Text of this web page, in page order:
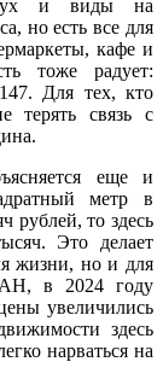
и виды на
но есть все для
кафе и
тоже радует:
Для тех, кто
терять связь с
еще и
метр в
рублей, то здесь
Это делает
жизни, но и для
в 2024 году
увеличились
здесь
нарваться на